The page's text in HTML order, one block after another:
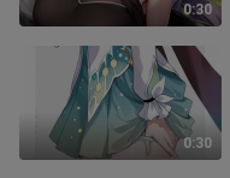
0:30
0:30